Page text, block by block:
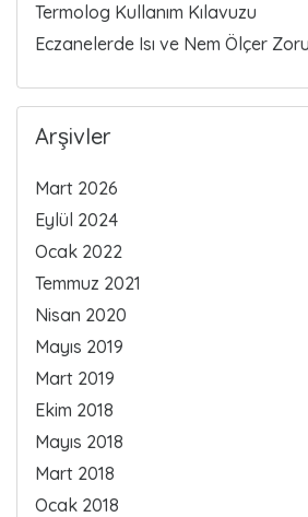
Termolog Kullanım Kılavuzu
Eczanelerde Isı ve Nem Ölçer
Arşivler
Mart 2026
Eylül 2024
Ocak 2022
Temmuz 2021
Nisan 2020
Mayıs 2019
Mart 2019
Ekim 2018
Mayıs 2018
Mart 2018
Ocak 2018